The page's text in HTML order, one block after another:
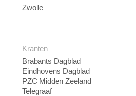
Zwolle
Kranten
Brabants Dagblad
Eindhovens Dagblad
PZC Midden Zeeland
Telegraaf